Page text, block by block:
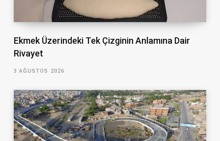
Ekmek Üzerindeki Tek Çizginin Anlamına Dair
Rivayet
3 AĞUSTOS 2026